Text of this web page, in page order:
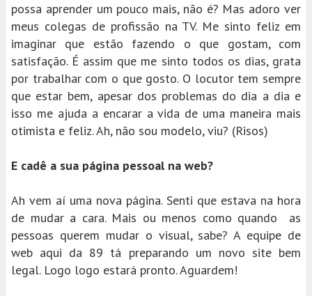
possa aprender um pouco mais, não é? Mas adoro ver
meus colegas de profissão na TV. Me sinto feliz em
imaginar que estão fazendo o que gostam, com
satisfação. É assim que me sinto todos os dias, grata
por trabalhar com o que gosto. O locutor tem sempre
que estar bem, apesar dos problemas do dia a dia e
isso me ajuda a encarar a vida de uma maneira mais
otimista e feliz. Ah, não sou modelo, viu? (Risos)
E cadê a sua página pessoal na web?
Ah vem aí uma nova página. Senti que estava na hora
de mudar a cara. Mais ou menos como quando as
pessoas querem mudar o visual, sabe? A equipe de
web aqui da 89 tá preparando um novo site bem
legal. Logo logo estará pronto. Aguardem!